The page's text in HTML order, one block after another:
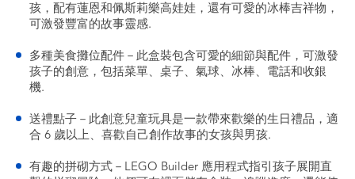
孩，配有蓮恩和佩斯莉樂高娃娃，還有可愛的冰棒吉祥物，
可激發豐富的故事靈感.
多種美食攤位配件－此盒裝包含可愛的細節與配件，可激發
孩子的創意，包括菜單、桌子、氣球、冰棒、電話和收銀
機.
送禮點子－此創意兒童玩具是一款帶來歡樂的生日禮品，適
合 6 歲以上、喜歡自己創作故事的女孩與男孩.
有趣的拼砌方式－LEGO Builder 應用程式指引孩子展開直